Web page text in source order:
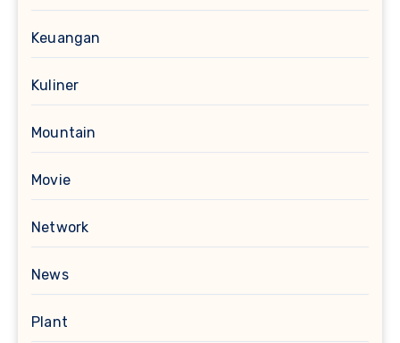
Keuangan
Kuliner
Mountain
Movie
Network
News
Plant